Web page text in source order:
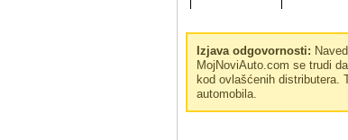
Izjava odgovornosti:
MojNoviAuto.com se trudi
kod ovlašćenih distributera.
automobila.